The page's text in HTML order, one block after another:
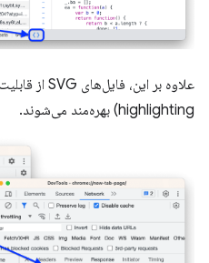
highlighting) بهره‌مند می‌شوند.